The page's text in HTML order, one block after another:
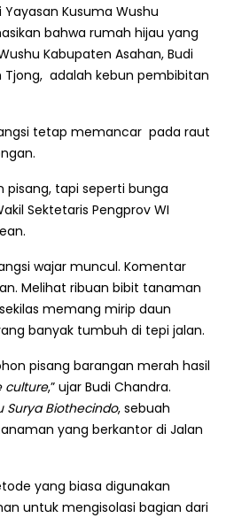
Kusuma Wushu
bahwa rumah hijau yang
Kabupaten Asahan, Budi
Tjong, adalah kebun pembibitan
tetap me­man­car pada raut
pisang, tapi seperti bunga
Sektetaris Pengprov WI
wajar muncul. Komentar
Melihat ribuan bibit tanaman
memang mirip daun
banyak tumbuh di tepi jalan.
pisang barangan merah hasil
culture,” ujar Budi Chandra.
Surya Biothecindo, sebuah
yang berkantor di Jalan
yang biasa digunakan
untuk mengisolasi bagian dari